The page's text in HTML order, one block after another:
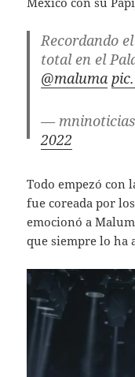
Recordando
total en el
@maluma
—
2022
Todo empezó con
fue coreada por
emocionó a
que siempre lo ha